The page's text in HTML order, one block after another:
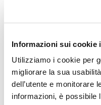
Informazioni sui cookie
Utilizziamo i cookie per
migliorare la sua
dell’utente e monitorare
informazioni, è possibile